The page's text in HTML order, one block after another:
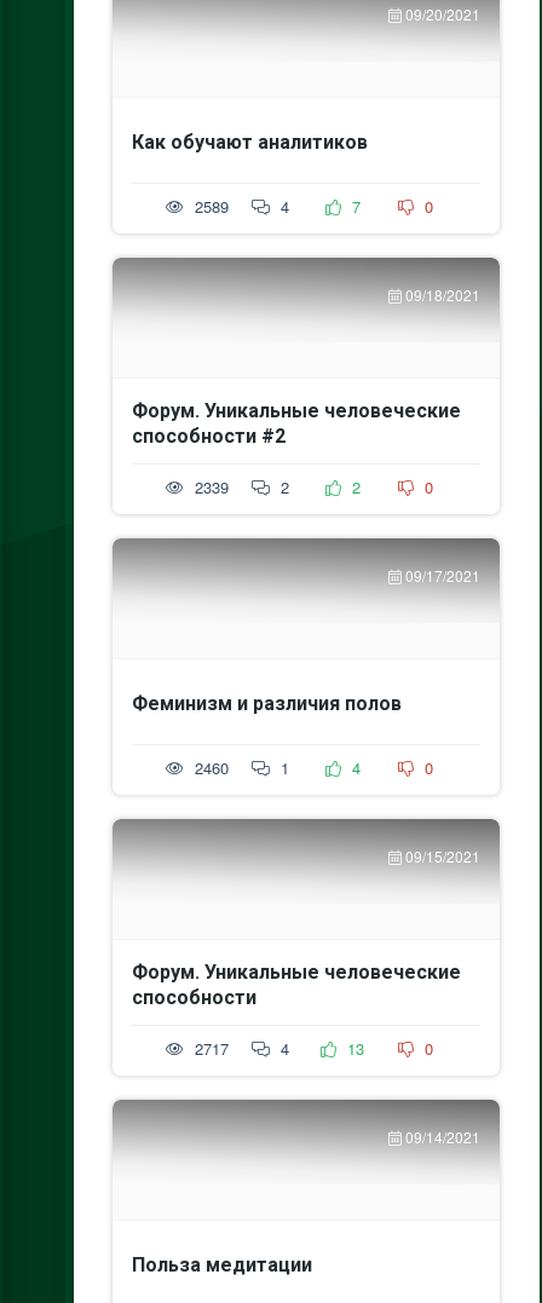
09/20/2021
Как обучают аналитиков
2589 4 7 0
09/18/2021
Форум. Уникальные человеческие
способности #2
2339 2 2 0
09/17/2021
Феминизм и различия полов
2460 1 4 0
09/15/2021
Форум. Уникальные человеческие
способности
2717 4 13 0
09/14/2021
Польза медитации